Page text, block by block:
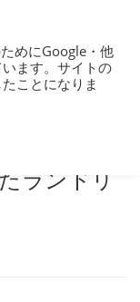
ヤを解決してくれたランドリ
ランドリ
めにGoogle・他
ます。サイトの
ことになりま